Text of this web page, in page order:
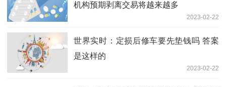
机构预期剥离交易将越来越多
2023-02-22
世界实时：定损后修车要先垫钱吗 答案
是这样的
2023-02-22